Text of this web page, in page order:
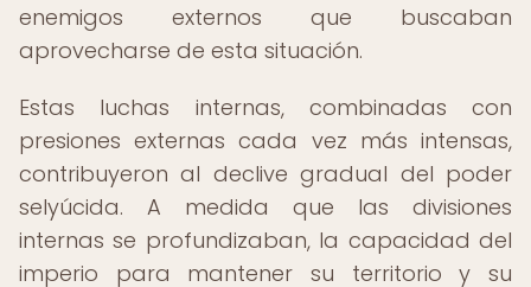
enemigos externos que buscaban
aprovecharse de esta situación.
Estas luchas internas, combinadas con
presiones externas cada vez más intensas,
contribuyeron al declive gradual del poder
selyúcida. A medida que las divisiones
internas se profundizaban, la capacidad del
imperio para mantener su territorio y su